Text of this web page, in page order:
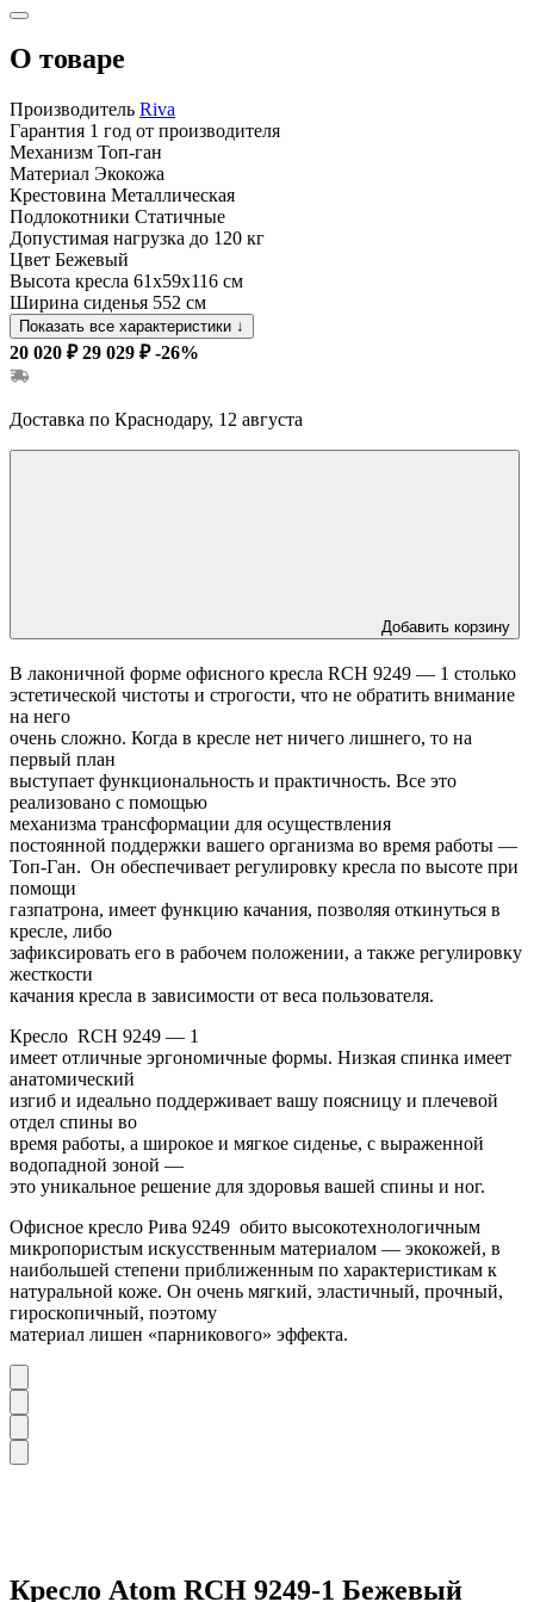
О товаре
Производитель Riva
Гарантия 1 год от производителя
Механизм Топ-ган
Материал Экокожа
Крестовина Металлическая
Подлокотники Статичные
Допустимая нагрузка до 120 кг
Цвет Бежевый
Высота кресла 61х59х116 см
Ширина сиденья 552 см
Показать все характеристики ↓
20 020 ₽ 29 029 ₽ -26%
Доставка по Краснодару, 12 августа
Добавить корзину
В лаконичной форме офисного кресла RCH 9249 — 1 столько
эстетической чистоты и строгости, что не обратить внимание
на него
очень сложно. Когда в кресле нет ничего лишнего, то на
первый план
выступает функциональность и практичность. Все это
реализовано с помощью
механизма трансформации для осуществления
постоянной поддержки вашего организма во время работы —
Топ-Ган. Он обеспечивает регулировку кресла по высоте при
помощи
газпатрона, имеет функцию качания, позволяя откинуться в
кресле, либо
зафиксировать его в рабочем положении, а также регулировку
жесткости
качания кресла в зависимости от веса пользователя.
Кресло RCH 9249 — 1
имеет отличные эргономичные формы. Низкая спинка имеет
анатомический
изгиб и идеально поддерживает вашу поясницу и плечевой
отдел спины во
время работы, а широкое и мягкое сиденье, с выраженной
водопадной зоной —
это уникальное решение для здоровья вашей спины и ног.
Офисное кресло Рива 9249 обито высокотехнологичным
микропористым искусственным материалом — экокожей, в
наибольшей степени приближенным по характеристикам к
натуральной коже. Он очень мягкий, эластичный, прочный,
гироскопичный, поэтому
материал лишен «парникового» эффекта.
Кресло Atom RCH 9249-1 Бежевый